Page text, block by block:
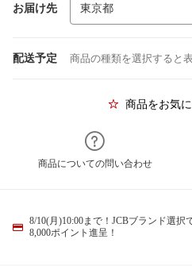
お届け先
配送予定 商品の種類を選択すると
商品をお気
商品についての問い合わせ
8/10(月)10:00まで！JCBブランド選
8,000ポイント進呈！